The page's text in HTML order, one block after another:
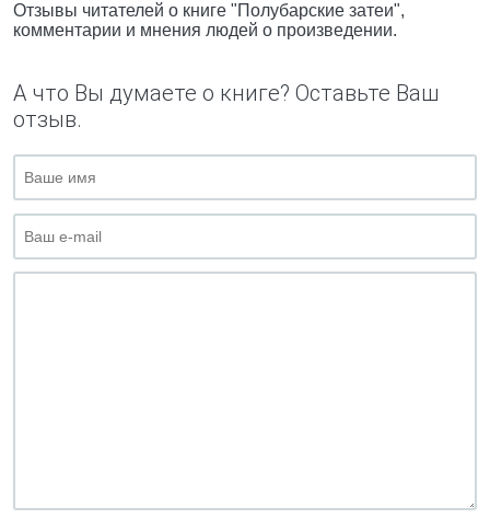
Отзывы читателей о книге "Полубарские затеи",
комментарии и мнения людей о произведении.
А что Вы думаете о книге? Оставьте Ваш
отзыв.